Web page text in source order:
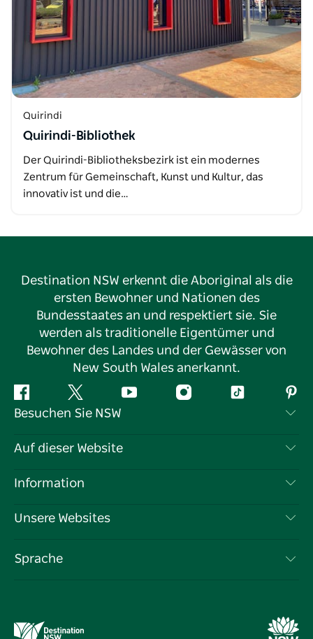
Quirindi
Quirindi-Bibliothek
Der Quirindi-Bibliotheksbezirk ist ein modernes
Zentrum für Gemeinschaft, Kunst und Kultur, das
innovativ ist und die…
Destination NSW erkennt die Aboriginal als die
ersten Bewohner und Nationen des
Bundesstaates an und respektiert sie. Sie
werden als traditionelle Eigentümer und
Bewohner des Landes und der Gewässer von
New South Wales anerkannt.
Facebook Twitter YouTube InstagramTikTok
Besuchen Sie NSW
Kontaktieren Sie uns
Cookie-Hinweis
Auf dieser Website
Reiseziele
Veranstaltungen
Information
Reiseinformationen
Unternehmen in NSW
Unsere Websites
Destination NSW Medienzentrum
Sprache